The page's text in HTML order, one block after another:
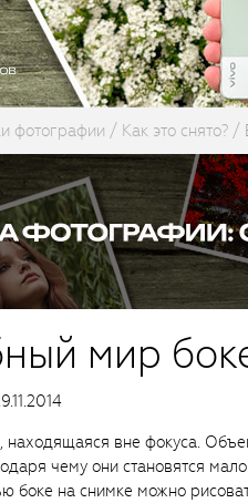
фотографии Как это снято?
мир
вне фокуса.
чему они становятся
боке на снимке можно